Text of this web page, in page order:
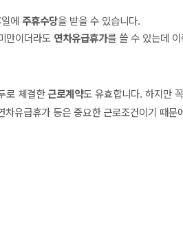
에 주휴수당을 받을 수 있습니다.
만이더라도 연차유급휴가를 쓸 수 있는데 이
로 체결한근로계약도 유효합니다. 하지만 꼭
유급휴가 등은 중요한 근로조건이기 때문